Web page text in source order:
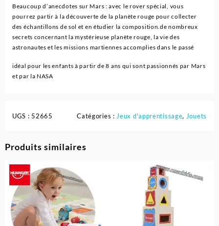
Beaucoup d’anecdotes sur Mars : avec le rover spécial, vous
pourrez partir à la découverte de la planète rouge pour collecter
des échantillons de sol et en étudier la composition.de nombreux
secrets concernant la mystérieuse planète rouge, la vie des
astronautes et les missions martiennes accomplies dans le passé
idéal pour les enfants à partir de 8 ans qui sont passionnés par Mars
et par la NASA
UGS : 52665 Catégories : Jeux d'apprentissage, Jouets
Produits similaires